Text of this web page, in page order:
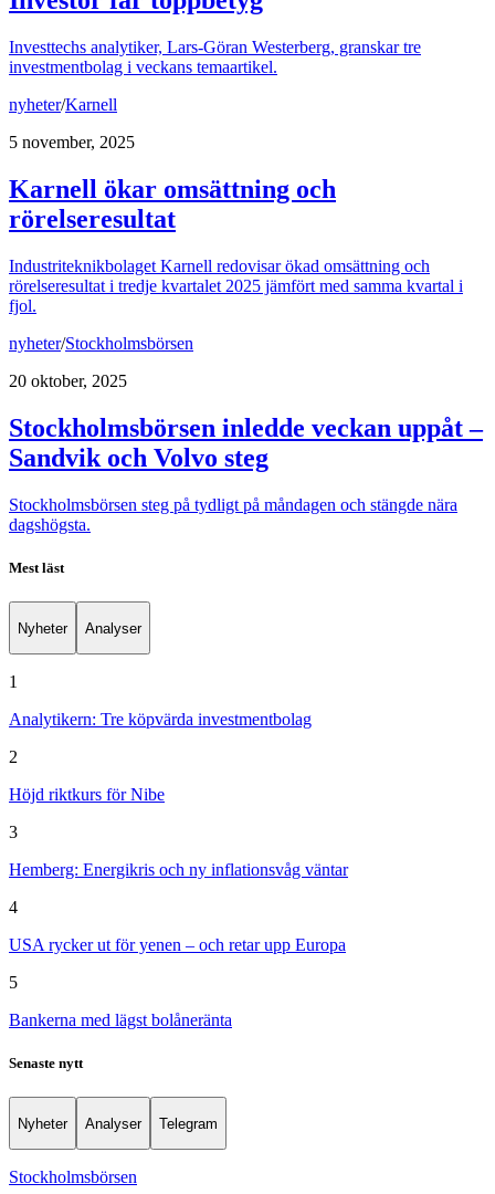
Investtechs analytiker, Lars-Göran Westerberg, granskar tre
investmentbolag i veckans temaartikel.
nyheter/Karnell
5 november, 2025
Karnell ökar omsättning och
rörelseresultat
Industriteknikbolaget Karnell redovisar ökad omsättning och
rörelseresultat i tredje kvartalet 2025 jämfört med samma kvartal i
fjol.
nyheter/Stockholmsbörsen
20 oktober, 2025
Stockholmsbörsen inledde veckan uppåt –
Sandvik och Volvo steg
Stockholmsbörsen steg på tydligt på måndagen och stängde nära
dagshögsta.
Mest läst
Nyheter Analyser
1
Analytikern: Tre köpvärda investmentbolag
2
Höjd riktkurs för Nibe
3
Hemberg: Energikris och ny inflationsvåg väntar
4
USA rycker ut för yenen – och retar upp Europa
5
Bankerna med lägst bolåneränta
Senaste nytt
Nyheter Analyser Telegram
Stockholmsbörsen